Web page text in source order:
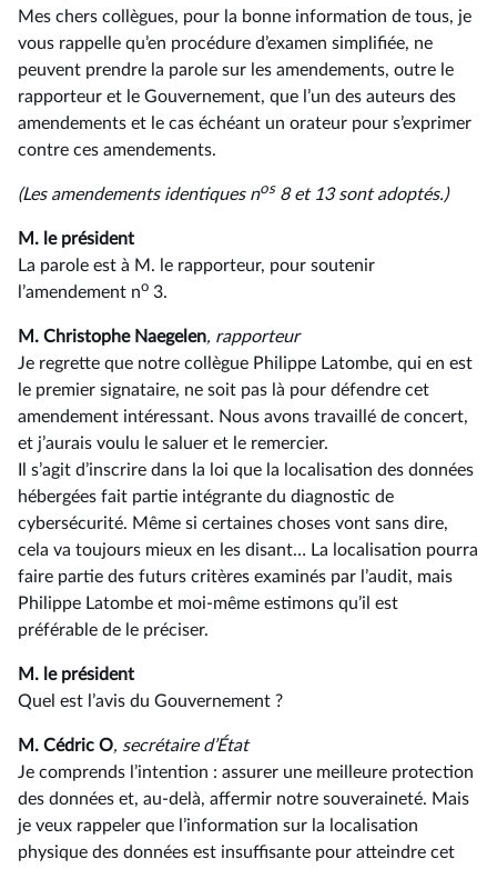
Mes chers collègues, pour la bonne information de tous, je
vous rappelle qu’en procédure d’examen simplifiée, ne
peuvent prendre la parole sur les amendements, outre le
rapporteur et le Gouvernement, que l’un des auteurs des
amendements et le cas échéant un orateur pour s’exprimer
contre ces amendements.
(Les amendements identiques nos 8 et 13 sont adoptés.)
M. le président
La parole est à M. le rapporteur, pour soutenir
l’amendement no 3.
M. Christophe Naegelen, rapporteur
Je regrette que notre collègue Philippe Latombe, qui en est
le premier signataire, ne soit pas là pour défendre cet
amendement intéressant. Nous avons travaillé de concert,
et j’aurais voulu le saluer et le remercier.
Il s’agit d’inscrire dans la loi que la localisation des données
hébergées fait partie intégrante du diagnostic de
cybersécurité. Même si certaines choses vont sans dire,
cela va toujours mieux en les disant… La localisation pourra
faire partie des futurs critères examinés par l’audit, mais
Philippe Latombe et moi-même estimons qu’il est
préférable de le préciser.
M. le président
Quel est l’avis du Gouvernement ?
M. Cédric O, secrétaire d’État
Je comprends l’intention : assurer une meilleure protection
des données et, au-delà, affermir notre souveraineté. Mais
je veux rappeler que l’information sur la localisation
physique des données est insuffisante pour atteindre cet